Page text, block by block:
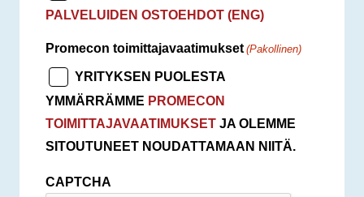
PALVELUIDEN OSTOEHDOT (ENG)
Promecon toimittajavaatimukset (Pakollinen)
YRITYKSEN PUOLESTA
YMMÄRRÄMME PROMECON
TOIMITTAJAVAATIMUKSET JA OLEMME
SITOUTUNEET NOUDATTAMAAN NIITÄ.
CAPTCHA